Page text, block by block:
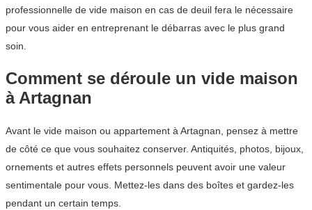
professionnelle de vide maison en cas de deuil fera le nécessaire
pour vous aider en entreprenant le débarras avec le plus grand
soin.
Comment se déroule un vide maison
à Artagnan
Avant le vide maison ou appartement à Artagnan, pensez à mettre
de côté ce que vous souhaitez conserver. Antiquités, photos, bijoux,
ornements et autres effets personnels peuvent avoir une valeur
sentimentale pour vous. Mettez-les dans des boîtes et gardez-les
pendant un certain temps.